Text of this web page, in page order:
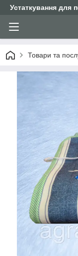
Устаткування для
Товари та